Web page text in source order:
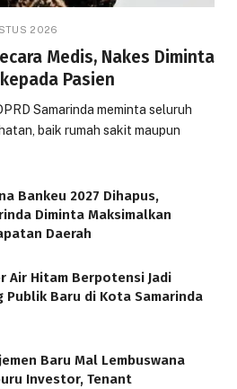
2026
Medis, Nakes Diminta
Pasien
Samarinda meminta seluruh
baik rumah sakit maupun
Bankeu 2027 Dihapus,
Diminta Maksimalkan
Daerah
Air Hitam Berpotensi Jadi
Publik Baru di Kota Samarinda
Baru Mal Lembuswana
Investor, Tenant